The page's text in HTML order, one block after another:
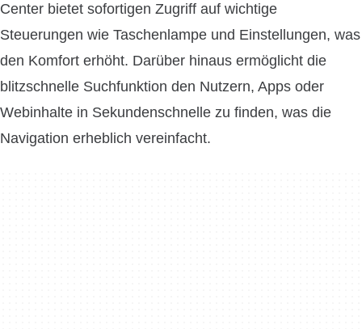
Center bietet sofortigen Zugriff auf wichtige
Steuerungen wie Taschenlampe und Einstellungen, was
den Komfort erhöht. Darüber hinaus ermöglicht die
blitzschnelle Suchfunktion den Nutzern, Apps oder
Webinhalte in Sekundenschnelle zu finden, was die
Navigation erheblich vereinfacht.